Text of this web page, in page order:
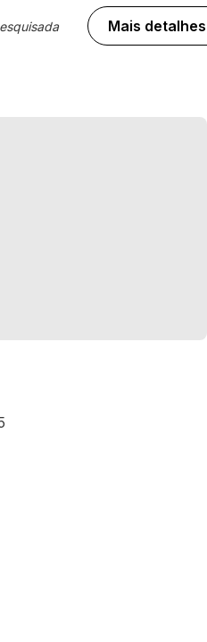
Mais detalhes